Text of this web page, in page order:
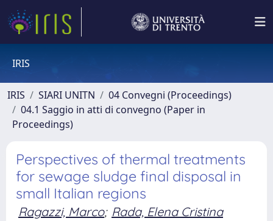
IRIS
IRIS SIARI UNITN
04 Convegni (Proceedings)
04.1 Saggio in atti di convegno (Paper in
Proceedings)
Perspectives of thermal treatments
for sewage sludge final disposal in
small Italian regions
Ragazzi, Marco; Rada, Elena Cristina